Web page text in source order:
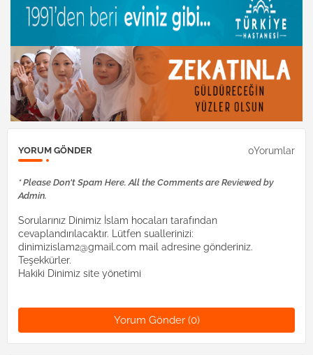
YORUM GÖNDER 0Yorumlar
* Please Don't Spam Here. All the Comments are Reviewed by
Admin.
Sorularınız Dinimiz İslam hocaları tarafından
cevaplandırılacaktır. Lütfen suallerinizi:
dinimizislam2@gmail.com mail adresine gönderiniz.
Teşekkürler.
Hakiki Dinimiz site yönetimi
Yorum Gönder (0)